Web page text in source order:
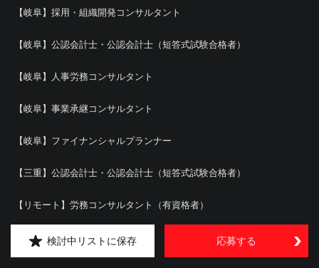
【岐阜】採用・組織開発コンサルタント
【岐阜】公認会計士・公認会計士（短答式試験合格者）
【岐阜】人事労務コンサルタント
【岐阜】事業承継コンサルタント
【岐阜】ファイナンシャルプランナー
【三重】公認会計士・公認会計士（短答式試験合格者）
【リモート】労務コンサルタント（有資格者）
【三重】経営コンサルタント／M＆Aコンサルタント
検討中リストに保存 応募する